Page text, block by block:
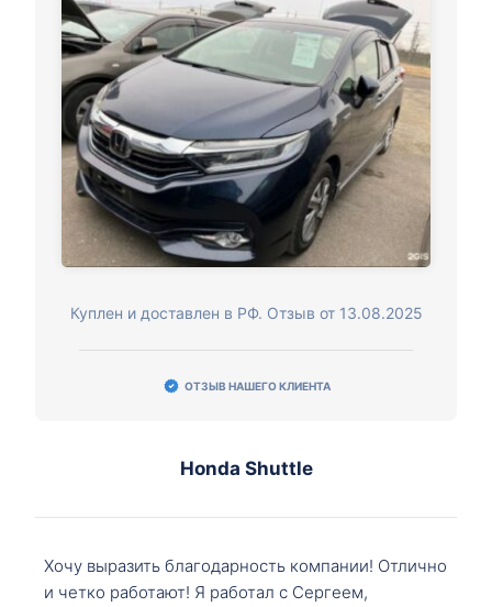
Куплен и доставлен в РФ. Отзыв от 13.08.2025
ОТЗЫВ НАШЕГО КЛИЕНТА
Honda Shuttle
Хочу выразить благодарность компании! Отлично
и четко работают! Я работал с Сергеем,